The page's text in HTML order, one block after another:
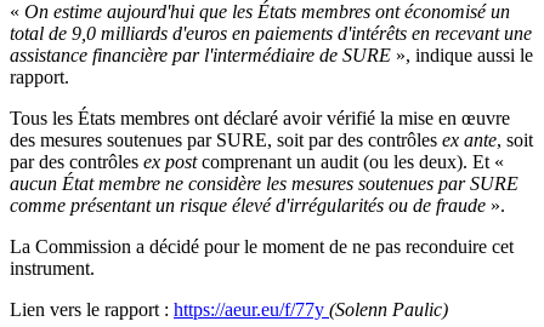
« On estime aujourd'hui que les États membres ont économisé un
total de 9,0 milliards d'euros en paiements d'intérêts en recevant une
assistance financière par l'intermédiaire de SURE », indique aussi le
rapport.
Tous les États membres ont déclaré avoir vérifié la mise en œuvre
des mesures soutenues par SURE, soit par des contrôles ex ante, soit
par des contrôles ex postcomprenant un audit (ou les deux). Et «
aucun État membre ne considère les mesures soutenues par SURE
comme présentant un risque élevé d'irrégularités ou de fraude ».
La Commission a décidé pour le moment de ne pas reconduire cet
instrument.
Lien vers le rapport : https://aeur.eu/f/77y (Solenn Paulic)